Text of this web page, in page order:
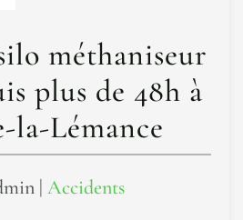
méthaniseur
plus de 48h à
la-Lémance
| Accidents